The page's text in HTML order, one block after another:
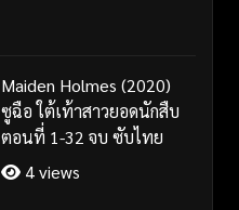
Maiden Holmes (2020)
ซูฉือ ใต้เท้าสาวยอดนักสืบ
ตอนที่ 1-32 จบ ซับไทย
4 views